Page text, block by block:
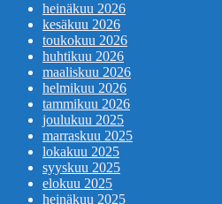
heinäkuu 2026
kesäkuu 2026
toukokuu 2026
huhtikuu 2026
maaliskuu 2026
helmikuu 2026
tammikuu 2026
joulukuu 2025
marraskuu 2025
lokakuu 2025
syyskuu 2025
elokuu 2025
heinäkuu 2025